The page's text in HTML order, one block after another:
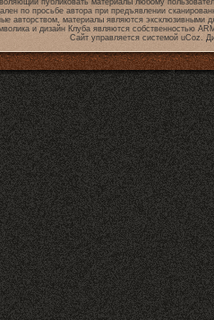
публиковать материалы любому
по просьбе автора при предъявлении
авторством, материалы являются эксклюзивными
и дизайн Клуба являются собственностью
Сайт управляется системой uCoz.